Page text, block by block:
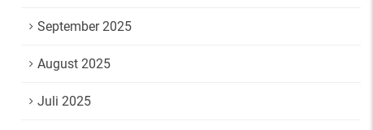
September 2025
August 2025
Juli 2025